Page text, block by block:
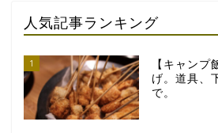
人気記事ランキング
1
【キャンプ
げ。道具、
で。